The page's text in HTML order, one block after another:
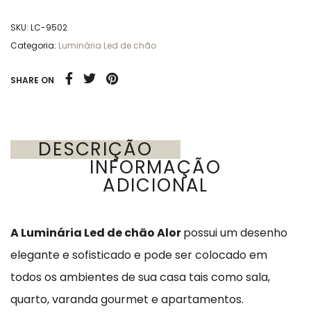
SKU: LC-9502
Categoria: Luminária Led de chão
SHARE ON
DESCRIÇÃO
INFORMAÇÃO
ADICIONAL
A Luminária Led de chão Alorpossui um desenho
elegante e sofisticado e pode ser colocado em
todos os ambientes de sua casa tais como sala,
quarto, varanda gourmet e apartamentos.